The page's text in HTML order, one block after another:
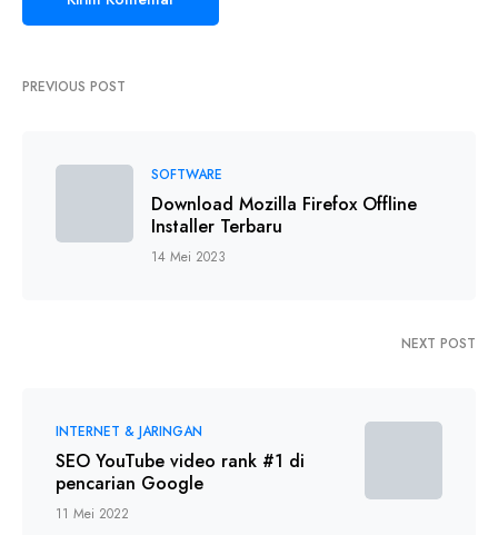
PREVIOUS POST
SOFTWARE
Download Mozilla Firefox Offline
Installer Terbaru
14 Mei 2023
NEXT POST
INTERNET & JARINGAN
SEO YouTube video rank #1 di
pencarian Google
11 Mei 2022